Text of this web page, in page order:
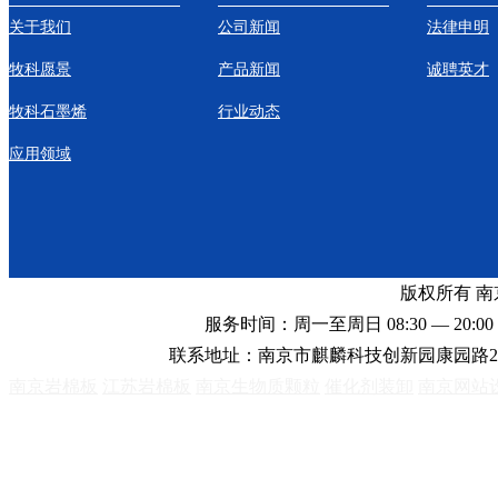
关于我们
牧科愿景
牧科石墨烯
应用领域
公司新闻
产品新闻
行业动态
法律申明
诚聘英才
版权所有
服务时间：周一至周日 08:30 —
联系地址：南京市麒麟科技创新园康园